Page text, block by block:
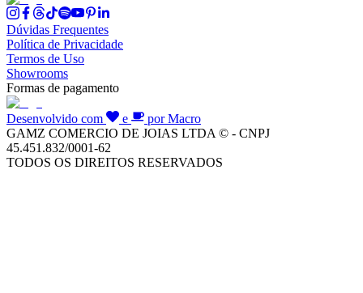
Dúvidas Frequentes
Política de Privacidade
Termos de Uso
Showrooms
Formas de pagamento
Desenvolvido com e
por Macro
GAMZ COMERCIO DE JOIAS LTDA © - CNPJ
45.451.832/0001-62
TODOS OS DIREITOS RESERVADOS